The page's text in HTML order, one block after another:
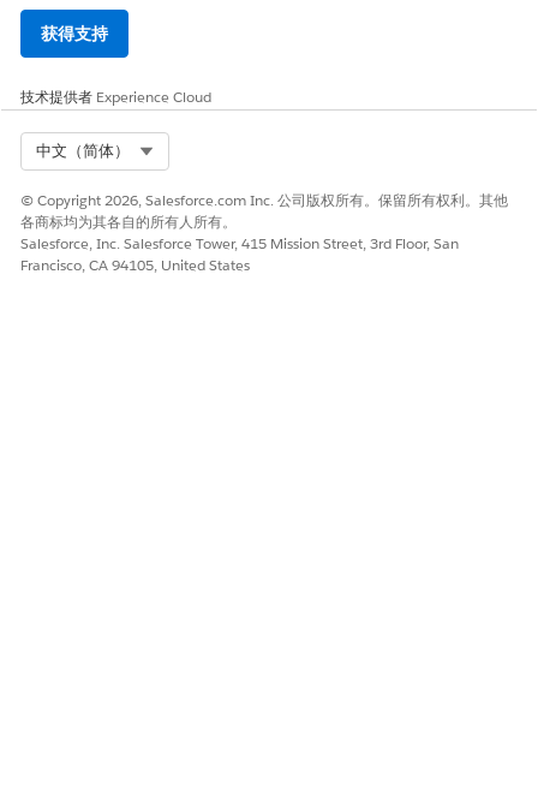
获得支持
技术提供者 Experience Cloud
中文（简体）
© Copyright 2026, Salesforce.com Inc. 公司版权所有。保留所有权利。其他
各商标均为其各自的所有人所有。
Salesforce, Inc. Salesforce Tower, 415 Mission Street, 3rd Floor, San
Francisco, CA 94105, United States